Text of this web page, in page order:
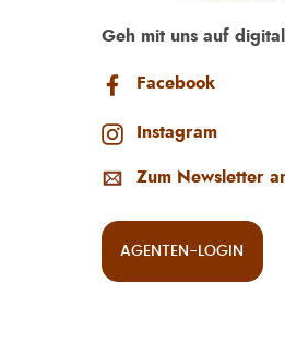
Geh mit uns auf
Facebook
Instagram
Zum Newsletter
AGENTEN-LOGIN